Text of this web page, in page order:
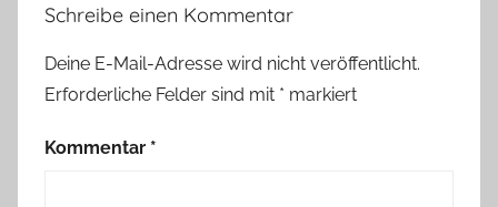
Schreibe einen Kommentar
Deine E-Mail-Adresse wird nicht veröffentlicht.
Erforderliche Felder sind mit * markiert
Kommentar *